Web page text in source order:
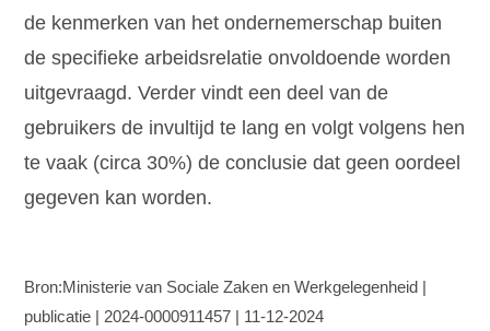
de kenmerken van het ondernemerschap buiten
de specifieke arbeidsrelatie onvoldoende worden
uitgevraagd. Verder vindt een deel van de
gebruikers de invultijd te lang en volgt volgens hen
te vaak (circa 30%) de conclusie dat geen oordeel
gegeven kan worden.
Bron:Ministerie van Sociale Zaken en Werkgelegenheid |
publicatie | 2024-0000911457 | 11-12-2024